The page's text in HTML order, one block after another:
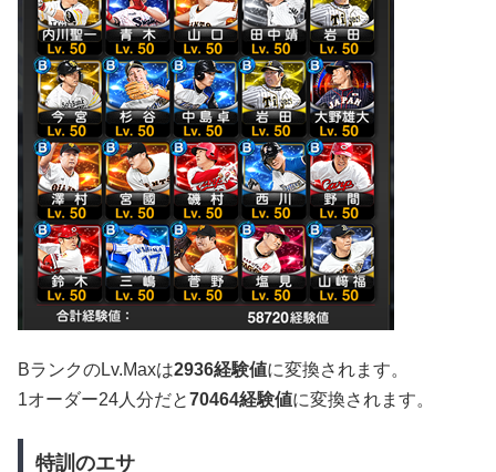
BランクのLv.Maxは2936経験値に変換されます。
1オーダー24人分だと70464経験値に変換されます。
特訓のエサ